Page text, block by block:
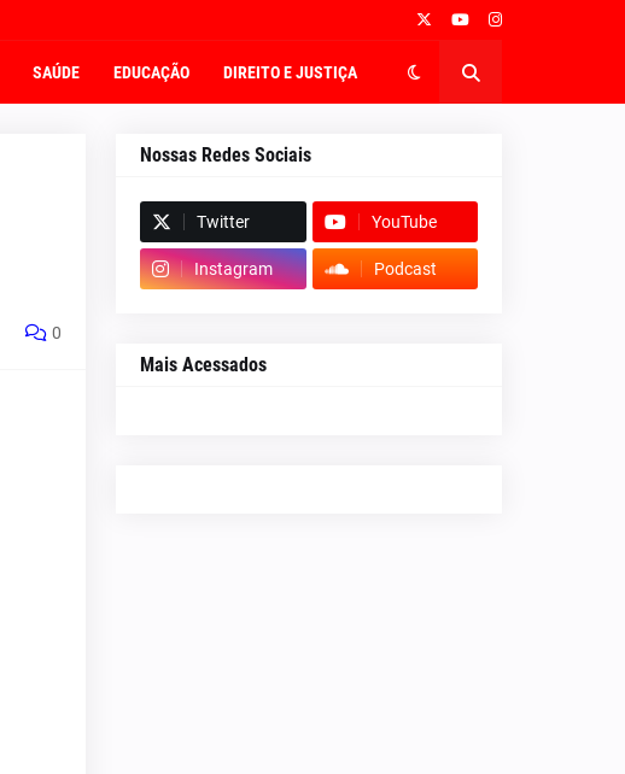
SAÚDE EDUCAÇÃO DIREITO E JUSTIÇA
0
Nossas Redes Sociais
Twitter YouTube
Instagram Podcast
Mais Acessados